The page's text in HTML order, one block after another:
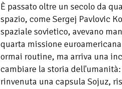
È passato oltre un secolo da
spazio, come Sergej Pavlovic
spaziale sovietico, avevano
quarta missione
ormai routine, ma arriva una
cambiare la storia
rinvenuta una capsula Sojuz,